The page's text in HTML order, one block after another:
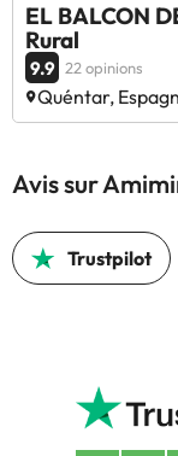
EL BALCON
Rural
9.9 22 opinions
Quéntar,
Avis sur
Trustpilot